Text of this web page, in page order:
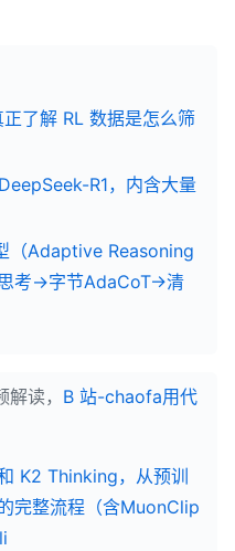
了解 RL 数据是怎么筛
R1，内含大量
（Adaptive Reasoning
考->字节AdaCoT->清
读， B 站-chaofa用代
K2 Thinking，从预训
完整流程（含MuonClip